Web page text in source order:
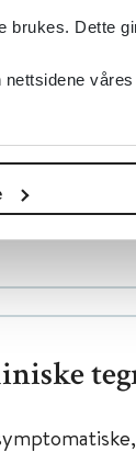
brukes. Dette